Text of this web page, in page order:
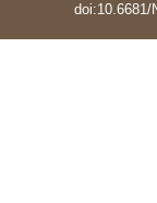
doi:10.6681/